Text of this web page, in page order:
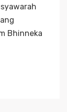
Bhinneka